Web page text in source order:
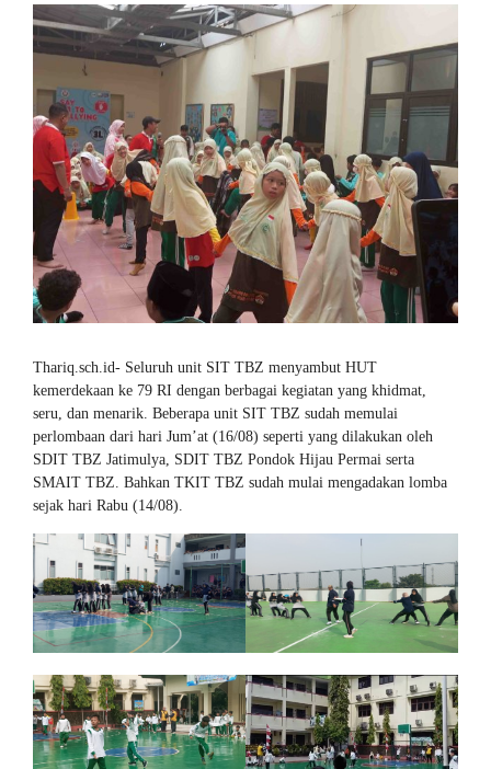
Thariq.sch.id- Seluruh unit SIT TBZ menyambut HUT
kemerdekaan ke 79 RI dengan berbagai kegiatan yang khidmat,
seru, dan menarik. Beberapa unit SIT TBZ sudah memulai
perlombaan dari hari Jum’at (16/08) seperti yang dilakukan oleh
SDIT TBZ Jatimulya, SDIT TBZ Pondok Hijau Permai serta
SMAIT TBZ. Bahkan TKIT TBZ sudah mulai mengadakan lomba
sejak hari Rabu (14/08).